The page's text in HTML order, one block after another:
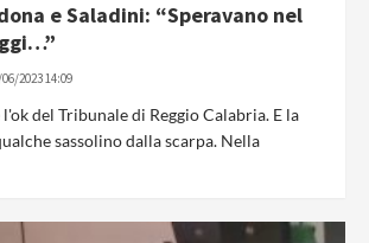
e Saladini: “Speravano nel
2023 14:09
l'ok del Tribunale di Reggio Calabria. E la
sassolino dalla scarpa. Nella